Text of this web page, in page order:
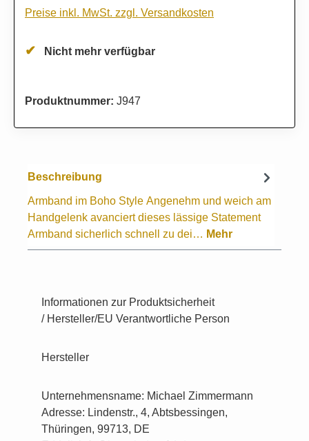
Preise inkl. MwSt. zzgl. Versandkosten
Nicht mehr verfügbar
Produktnummer: J947
Beschreibung
Armband im Boho Style Angenehm und weich am
Handgelenk avanciert dieses lässige Statement
Armband sicherlich schnell zu dei… Mehr
Informationen zur Produktsicherheit
/ Hersteller/EU Verantwortliche Person
Hersteller
Unternehmensname: Michael Zimmermann
Adresse: Lindenstr., 4, Abtsbessingen,
Thüringen, 99713, DE